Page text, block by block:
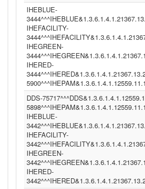
IHEBLUE-
IHEFACILITY-
IHEGREEN-
IHERED-
DDS-
IHEBLUE-
IHEFACILITY-
IHEGREEN-
IHERED-